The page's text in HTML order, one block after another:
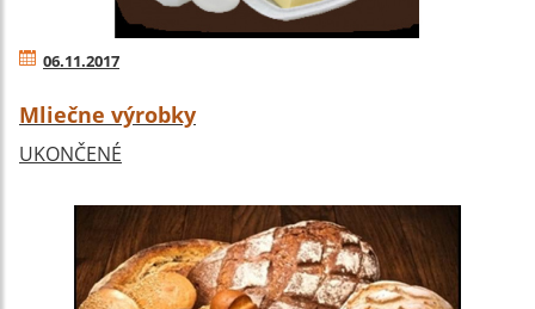
06.11.2017
Mliečne výrobky
UKONČENÉ